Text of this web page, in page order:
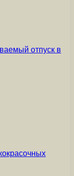
отпуск в